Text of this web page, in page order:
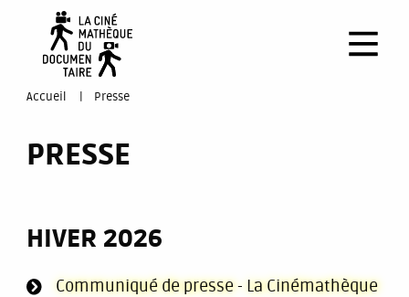
contenu
You
are
here
Accueil Presse
PRESSE
HIVER 2026
Communiqué de presse - La Cinémathèque